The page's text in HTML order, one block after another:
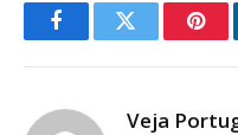
FacebookTwitter
Veja